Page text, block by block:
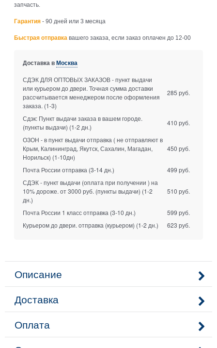
запчасть.
Гарантия - 90 дней или 3 месяца
Быстрая отправка вашего заказа, если заказ оплачен до 12-00
Доставка вМосква
СДЭК ДЛЯ ОПТОВЫХ ЗАКАЗОВ - пункт выдачи
или курьером до двери. Точная сумма доставки
рассчитывается менеджером после оформления
заказа. (1-3)
285 руб.
Сдэк: Пункт выдачи заказа в вашем городе.
(пункты выдачи) (1-2 дн.)
410 руб.
ОЗОН - в пункт выдачи отправка ( не отправляют в
Крым, Калининград, Якутск, Сахалин, Магадан,
Норильск) (1-10дн)
450 руб.
Почта России отправка (3-14 дн.)
499 руб.
СДЭК - пункт выдачи (оплата при получении ) на
10% дороже. от 3000 руб. (пункты выдачи) (1-2
дн.)
510 руб.
Почта России 1 класс отправка (3-10 дн.)
599 руб.
Курьером до двери. отправка (курьером) (1-2 дн.) 623 руб.
Описание
Доставка
Оплата